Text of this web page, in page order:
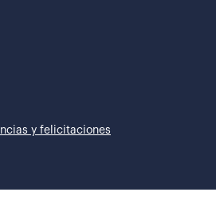
y felicitaciones